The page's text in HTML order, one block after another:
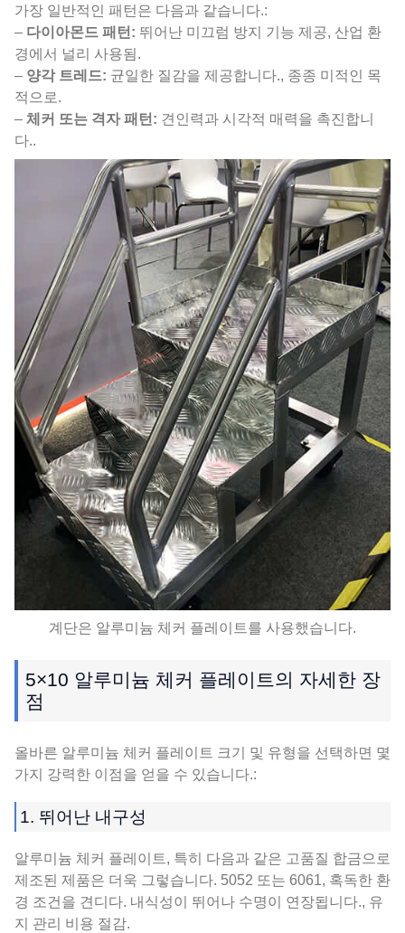
가장 일반적인 패턴은 다음과 같습니다.:
– 다이아몬드 패턴: 뛰어난 미끄럼 방지 기능 제공, 산업 환
경에서 널리 사용됨.
– 양각 트레드: 균일한 질감을 제공합니다., 종종 미적인 목
적으로.
– 체커 또는 격자 패턴: 견인력과 시각적 매력을 촉진합니
다..
계단은 알루미늄 체커 플레이트를 사용했습니다.
5×10 알루미늄 체커 플레이트의 자세한 장
점
올바른 알루미늄 체커 플레이트 크기 및 유형을 선택하면 몇
가지 강력한 이점을 얻을 수 있습니다.:
1. 뛰어난 내구성
알루미늄 체커 플레이트, 특히 다음과 같은 고품질 합금으로
제조된 제품은 더욱 그렇습니다. 5052 또는 6061, 혹독한 환
경 조건을 견디다. 내식성이 뛰어나 수명이 연장됩니다., 유
지 관리 비용 절감.